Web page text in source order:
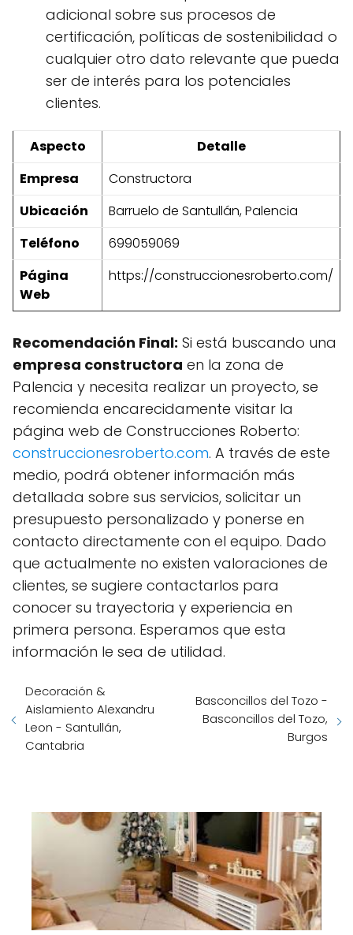
adicional sobre sus procesos de
certificación, políticas de sostenibilidad o
cualquier otro dato relevante que pueda
ser de interés para los potenciales
clientes.
Aspecto
Detalle
Empresa
Constructora
Ubicación
Barruelo de Santullán, Palencia
Teléfono
699059069
Página
Web
https://construccionesroberto.com/
Recomendación Final: Si está buscando una
empresa constructora en la zona de
Palencia y necesita realizar un proyecto, se
recomienda encarecidamente visitar la
página web de Construcciones Roberto:
construccionesroberto.com. A través de este
medio, podrá obtener información más
detallada sobre sus servicios, solicitar un
presupuesto personalizado y ponerse en
contacto directamente con el equipo. Dado
que actualmente no existen valoraciones de
clientes, se sugiere contactarlos para
conocer su trayectoria y experiencia en
primera persona. Esperamos que esta
información le sea de utilidad.
Decoración &
Aislamiento Alexandru
Leon - Santullán,
Cantabria
Basconcillos del Tozo -
Basconcillos del Tozo,
Burgos